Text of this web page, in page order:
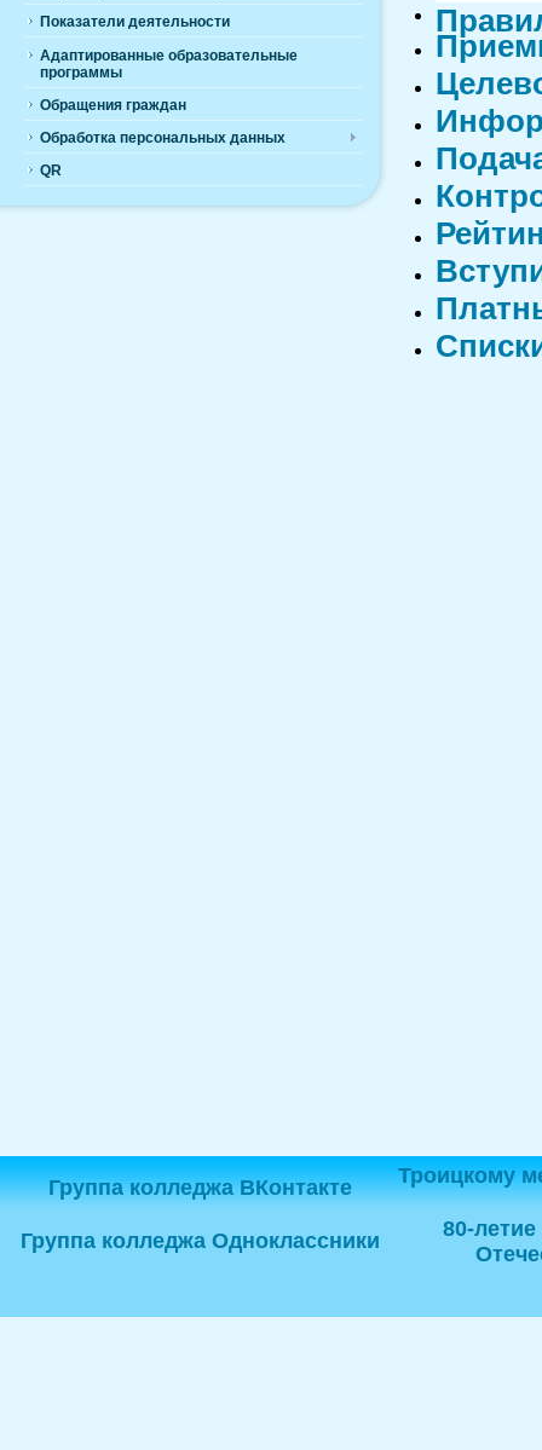
Показатели деятельности
Адаптированные образовательные
программы
Обращения граждан
Обработка персональных данных
QR
Группа колледжа ВКонтакте Троицкому
Группа колледжа Одноклассники
80-